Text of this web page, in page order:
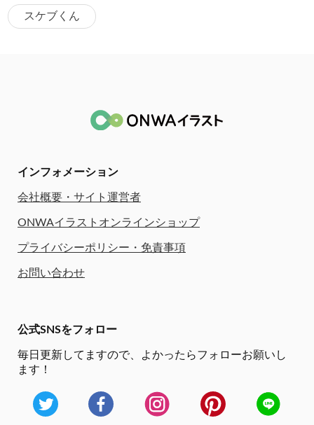
スケブくん
インフォメーション
会社概要・サイト運営者
ONWAイラストオンラインショップ
プライバシーポリシー・免責事項
お問い合わせ
公式SNSをフォロー
毎日更新してますので、
よかったらフォローお願いし
ます！